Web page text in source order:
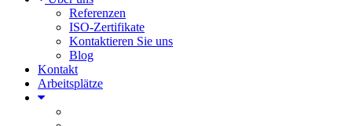
Referenzen
ISO-Zertifikate
Kontaktieren Sie uns
Blog
Kontakt
Arbeitsplätze